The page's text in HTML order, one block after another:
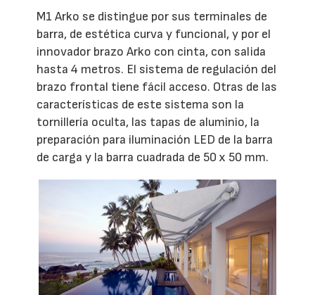
M1 Arko se distingue por sus terminales de
barra, de estética curva y funcional, y por el
innovador brazo Arko con cinta, con salida
hasta 4 metros. El sistema de regulación del
brazo frontal tiene fácil acceso. Otras de las
características de este sistema son la
tornillería oculta, las tapas de aluminio, la
preparación para iluminación LED de la barra
de carga y la barra cuadrada de 50 x 50 mm.